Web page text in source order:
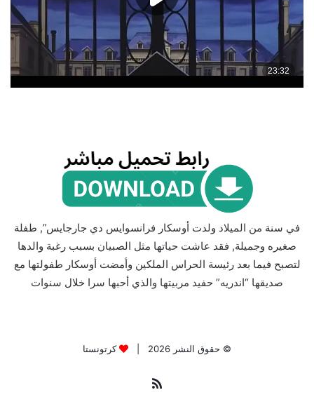
في سنة من الميلاد ولدت أوسكار فرانسوايس دي جارجايس”, طفلة
صغيره وجميلة, فقد عاشت حياتها مثل الصبيان بسبب رغبة والدها
لتصبح فيما بعد رئيسة الحراس الملكين وأمضت أوسكار طفولتها مع
صديقها “اندريه” حفيد مربيتها والذي أحبها سرا خلال سنوات
© حقوق النشر 2026 | كرتونستا
ملخص